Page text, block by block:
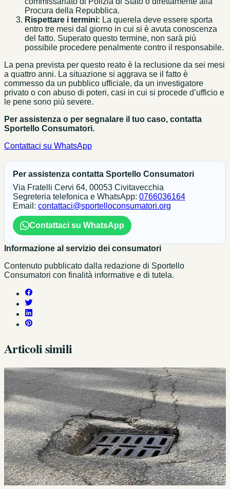
Procura della Repubblica.
Rispettare i termini: La querela deve essere sporta
entro tre mesi dal giorno in cui si è avuta conoscenza
del fatto. Superato questo termine, non sarà più
possibile procedere penalmente contro il responsabile.
La pena prevista per questo reato è la reclusione da sei mesi
a quattro anni. La situazione si aggrava se il fatto è
commesso da un pubblico ufficiale, da un investigatore
privato o con abuso di poteri, casi in cui si procede d’ufficio e
le pene sono più severe.
Per assistenza o per segnalare il tuo caso, contatta
Sportello Consumatori.
Contattaci su WhatsApp
Per assistenza contatta Sportello Consumatori
Via Fratelli Cervi 64, 00053 Civitavecchia
Segreteria telefonica e WhatsApp: 0766036164
Email: contattaci@sportelloconsumatori.org
Contattaci su WhatsApp
Informazione al servizio dei consumatori
Contenuto pubblicato dalla redazione di Sportello
Consumatori con finalità informative e di tutela.
Articoli simili